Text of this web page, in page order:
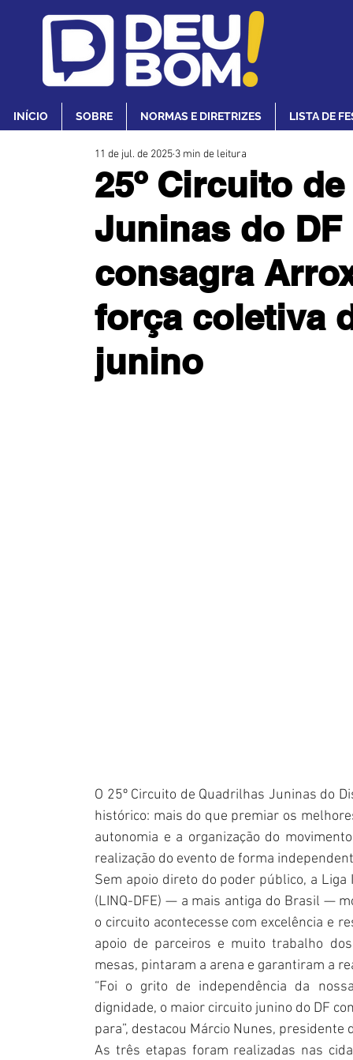
INÍCIO SOBRE NORMAS E DIRETRIZES LISTA DE
25º Circuito
Juninas do
consagra
força coletiva
junino
11 de jul. de 2025 3 min de leitura
O 25º Circuito de Quadrilhas Juninas do
histórico: mais do que premiar os
autonomia e a organização do
realização do evento de forma
Sem apoio direto do poder público, a
(LINQ-DFE) — a mais antiga do Brasil —
o circuito acontecesse com excelência e
apoio de parceiros e muito trabalho
mesas, pintaram a arena e garantiram a
“Foi o grito de independência da
dignidade, o maior circuito junino do DF
para”, destacou Márcio Nunes, presidente
As três etapas foram realizadas nas